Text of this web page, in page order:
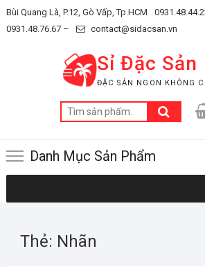
Skip
to
Bùi Quang Là, P.12, Gò Vấp, Tp.HCM
0931.48.76.67 –
contact@sidacsan.vn
Sỉ Đặc Sản
ĐẶC SẢN NGON KHÔNG
Tìm
kiếm:
Danh Mục Sản Phẩm
Thẻ: Nhãn